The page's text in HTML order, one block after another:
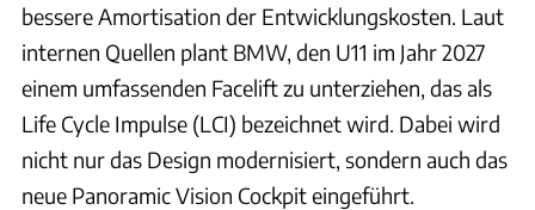
bessere Amortisation der Entwicklungskosten. Laut
internen Quellen plant BMW, den U11 im Jahr 2027
einem umfassenden Facelift zu unterziehen, das als
Life Cycle Impulse (LCI) bezeichnet wird. Dabei wird
nicht nur das Design modernisiert, sondern auch das
neue Panoramic Vision Cockpit eingeführt.